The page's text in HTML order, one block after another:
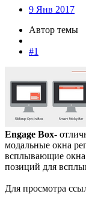
9 Янв 2017
Автор темы
#1
Engage Box-
модальные окна
всплывающие окна
позиций для
Для просмотра